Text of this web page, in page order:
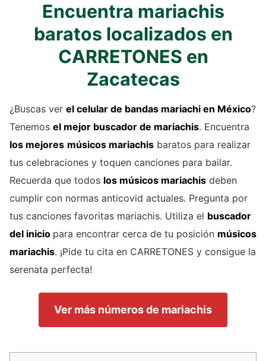
Encuentra mariachis
baratos localizados en
CARRETONES en
Zacatecas
¿Buscas ver el celular de bandas mariachi en México?
Tenemos el mejor buscador de mariachis. Encuentra
los mejores músicos mariachis baratos para realizar
tus celebraciones y toquen canciones para bailar.
Recuerda que todos los músicos mariachis deben
cumplir con normas anticovid actuales. Pregunta por
tus canciones favoritas mariachis. Utiliza el buscador
del inicio para encontrar cerca de tu posición músicos
mariachis. ¡Pide tu cita en CARRETONES y consigue la
serenata perfecta!
Ver más números de mariachis